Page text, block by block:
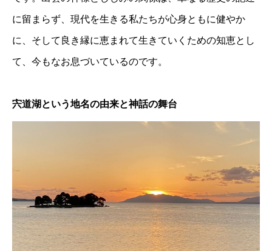
に留まらず、現代を生きる私たちが心身ともに健やか
に、そして良き縁に恵まれて生きていくための知恵とし
て、今もなお息づいているのです。
宍道湖という地名の由来と神話の舞台